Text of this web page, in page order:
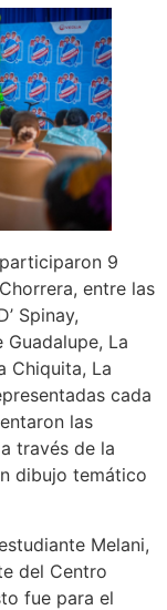
9
entre las
Spinay,
La
Chiquita, La
cada
las
través de la
dibujo temático
Melani,
del Centro
fue para el